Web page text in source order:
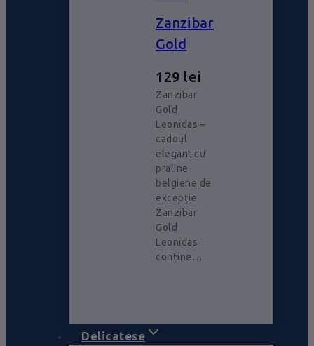
Zanzibar
Gold
129 lei
Zanzibar
Gold
Leonidas –
cadoul
elegant cu
praline
belgiene de
excepție
Zanzibar
Gold
Leonidas
conține…
Delicatese